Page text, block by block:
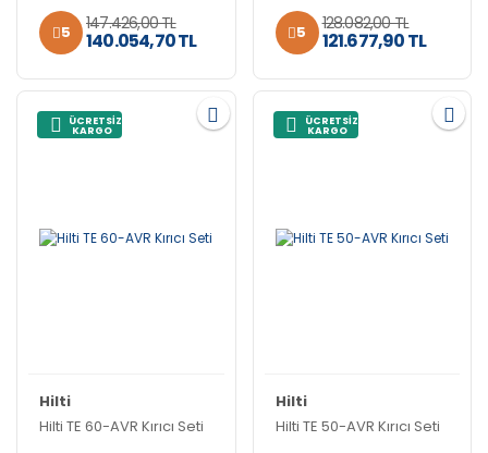
5 147.426,00 TL
140.054,70 TL 5 128.082,00 TL
121.677,90 TL
ÜCRETSİZ
KARGO
Hilti
Hilti TE 60-AVR Kırıcı Seti
ÜCRETSİZ
KARGO
Hilti
Hilti TE 50-AVR Kırıcı Seti